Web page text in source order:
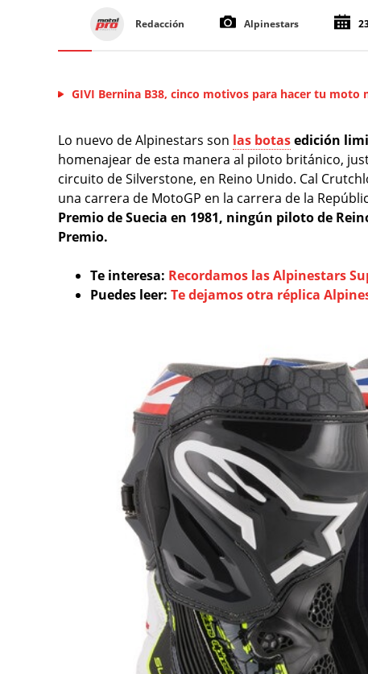
Redacción Alpinestars
GIVI Bernina B38, cinco motivos para hacer tu moto
Lo nuevo de Alpinestars son las botasedición
homenajear de esta manera al piloto británico,
circuito de Silverstone, en Reino Unido. Cal
una carrera de MotoGP en la carrera de la
Premio de Suecia en 1981, ningún piloto de
Premio.
Te interesa: Recordamos lasAlpinestars
Puedes leer: Te dejamos otra réplica